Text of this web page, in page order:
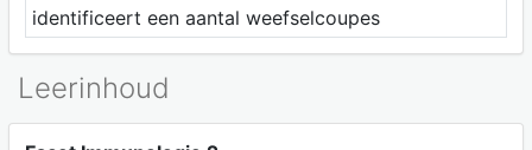
identificeert een aantal weefselcoupes
Leerinhoud